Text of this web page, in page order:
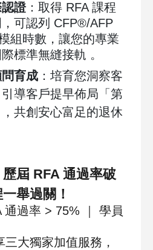
證：取得 RFA 課程
可認列 CFP®/AFP
組時數，讓您的專業
標準無縫接軌 。
育成 ：培育您洞察客
導客戶提早佈局「第
共創安心富足的退休
歷屆 RFA 通過率破
舉過關！
通過率 > 75% ｜ 學員
獨家加值服務，